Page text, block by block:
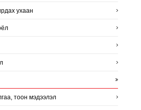
ухаан
тоон мэдээлэл